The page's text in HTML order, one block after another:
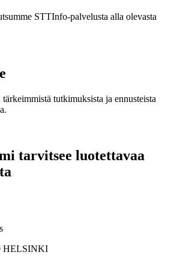
STTInfo-palvelusta alla olevasta
tutkimuksista ja ennusteista
tarvitsee luotettavaa
HELSINKI